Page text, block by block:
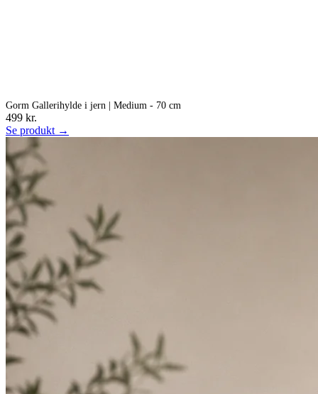
Gorm Gallerihylde i jern | Medium - 70 cm
499 kr.
Se produkt →